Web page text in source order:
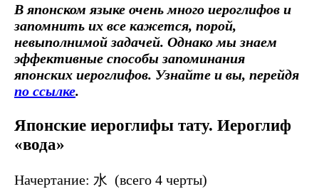
В японском языке очень много иероглифов и
запомнить их все кажется, порой,
невыполнимой задачей. Однако мы знаем
эффективные способы запоминания
японских иероглифов. Узнайте и вы, перейдя
по ссылке.
Японские иероглифы тату. Иероглиф
«вода»
Начертание: 水 (всего 4 черты)